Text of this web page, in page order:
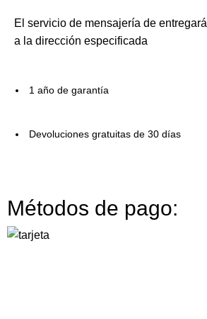
El servicio de mensajería de entregará
a la dirección especificada
1 año de garantía
Devoluciones gratuitas de 30 días
Métodos de pago: